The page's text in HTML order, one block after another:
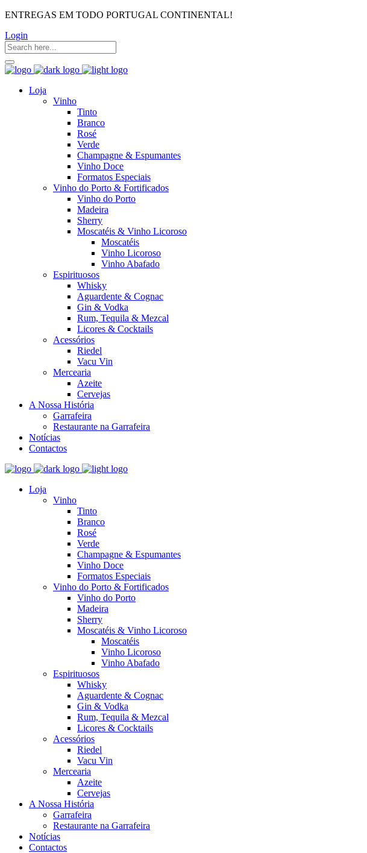
ENTREGAS EM TODO PORTUGAL CONTINENTAL!
Login
Loja
Vinho
Tinto
Branco
Rosé
Verde
Champagne & Espumantes
Vinho Doce
Formatos Especiais
Vinho do Porto & Fortificados
Vinho do Porto
Madeira
Sherry
Moscatéis & Vinho Licoroso
Moscatéis
Vinho Licoroso
Vinho Abafado
Espirituosos
Whisky
Aguardente & Cognac
Gin & Vodka
Rum, Tequila & Mezcal
Licores & Cocktails
Acessórios
Riedel
Vacu Vin
Mercearia
Azeite
Cervejas
A Nossa História
Garrafeira
Restaurante na Garrafeira
Notícias
Contactos
Loja
Vinho
Tinto
Branco
Rosé
Verde
Champagne & Espumantes
Vinho Doce
Formatos Especiais
Vinho do Porto & Fortificados
Vinho do Porto
Madeira
Sherry
Moscatéis & Vinho Licoroso
Moscatéis
Vinho Licoroso
Vinho Abafado
Espirituosos
Whisky
Aguardente & Cognac
Gin & Vodka
Rum, Tequila & Mezcal
Licores & Cocktails
Acessórios
Riedel
Vacu Vin
Mercearia
Azeite
Cervejas
A Nossa História
Garrafeira
Restaurante na Garrafeira
Notícias
Contactos